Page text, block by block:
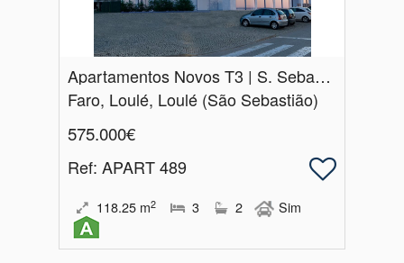
Apartamentos Novos T3 | S.​ Sebastião | Loulé
Faro, Loulé, Loulé (São Sebastião)
575.000€
Ref: APART 489
118.25 m2 3 2 Sim